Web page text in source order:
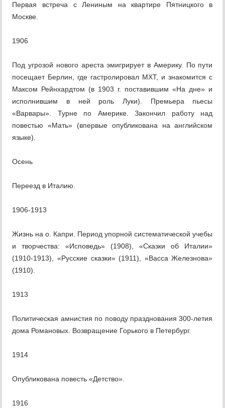
Первая встреча с Лениным на квартире Пятницкого в
Москве.
1906
Под угрозой нового ареста эмигрирует в Америку. По пути
посещает Берлин, где гастролировал МХТ, и знакомится с
Максом Рейнхардтом (в 1903 г. поставившим «На дне» и
исполнившим в ней роль Луки). Премьера пьесы
«Варвары». Турне по Америке. Закончил работу над
повестью «Мать» (впервые опубликована на английском
языке).
Осень
Переезд в Италию.
1906-1913
Жизнь на о. Капри. Период упорной систематической учебы
и творчества: «Исповедь» (1908), «Сказки об Италии»
(1910-1913), «Русские сказки» (1911), «Васса Железнова»
(1910).
1913
Политическая амнистия по поводу празднования 300-летия
дома Романовых. Возвращение Горького в Петербург.
1914
Опубликована повесть «Детство».
1916